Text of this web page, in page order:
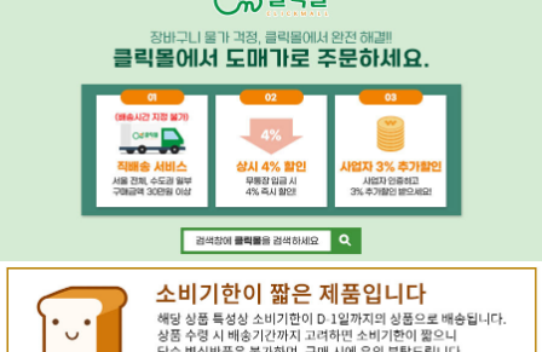
페이코 ID로 페
PAYCO 바로구